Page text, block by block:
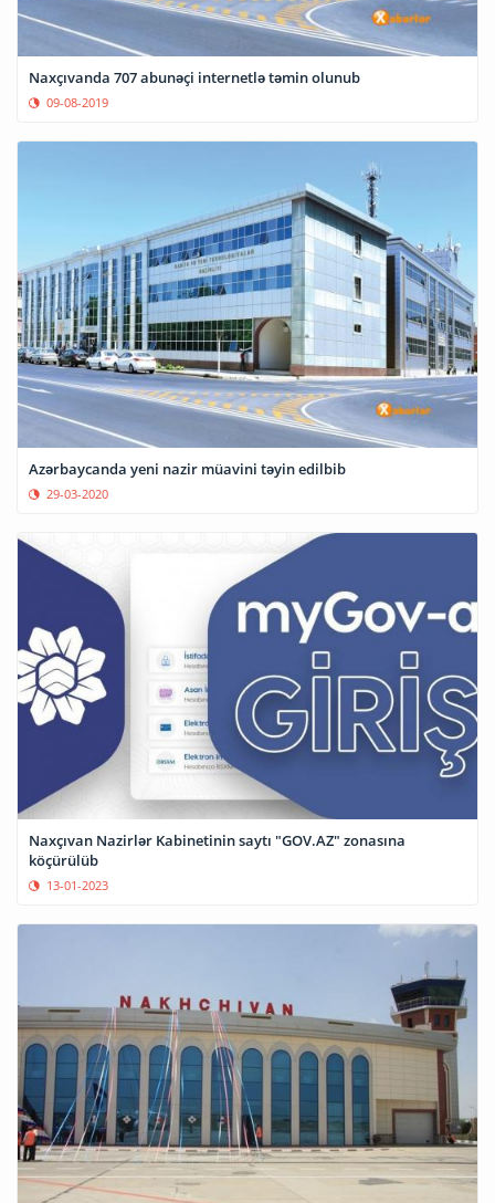
Naxçıvanda 707 abunəçi internetlə təmin olunub
09-08-2019
Azərbaycanda yeni nazir müavini təyin edilbib
29-03-2020
Naxçıvan Nazirlər Kabinetinin saytı "GOV.AZ" zonasına
köçürülüb
13-01-2023